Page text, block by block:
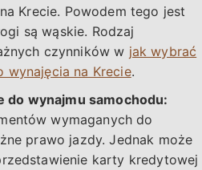
Krecie. Powodem tego jest
są wąskie. Rodzaj
czynników w jak wybrać
wynajęcia na Krecie.
do wynajmu samochodu:
wymaganych do
prawo jazdy. Jednak może
karty kredytowej